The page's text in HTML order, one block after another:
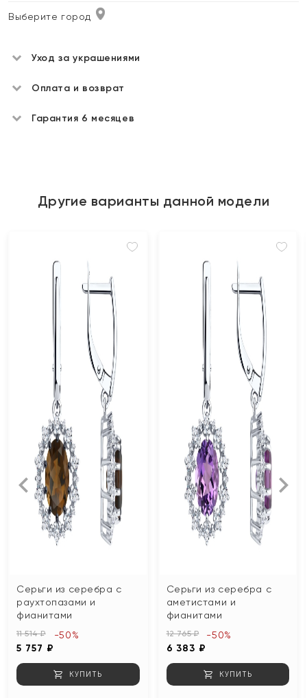
Выберите город
Уход за украшениями
Оплата и возврат
Гарантия 6 месяцев
Другие варианты данной модели
Серьги из серебра с
раухтопазами и
фианитами
11 514 ₽
5 757 ₽
-50%
КУПИТЬ
Серьги из серебра с
аметистами и
фианитами
12 765 ₽
6 383 ₽
-50%
КУПИТЬ